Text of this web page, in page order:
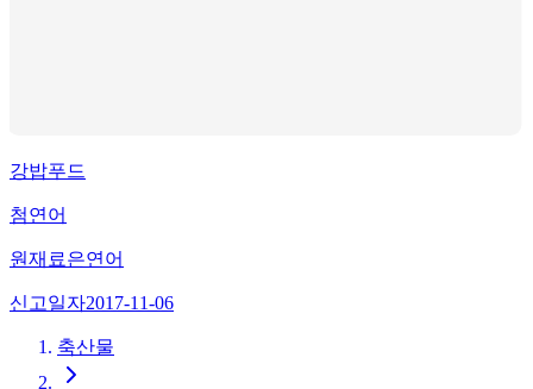
강밥푸드
첨연어
원재료은연어
신고일자2017-11-06
축산물